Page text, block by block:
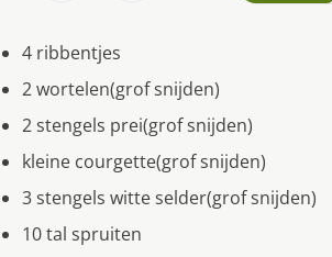
4 ribbentjes
2 wortelen(grof snijden)
2 stengels prei(grof snijden)
kleine courgette(grof snijden)
3 stengels witte selder(grof snijden)
10 tal spruiten